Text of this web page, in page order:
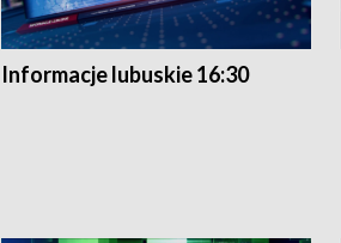
Informacje lubuskie 16:30